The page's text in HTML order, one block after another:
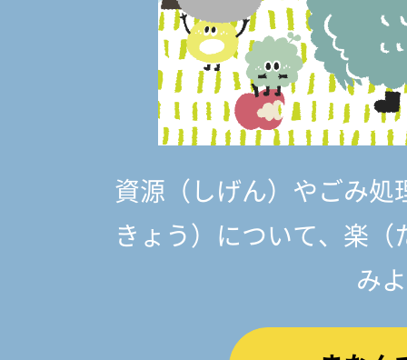
資源（しげん）やごみ
きょう） について、楽（
み